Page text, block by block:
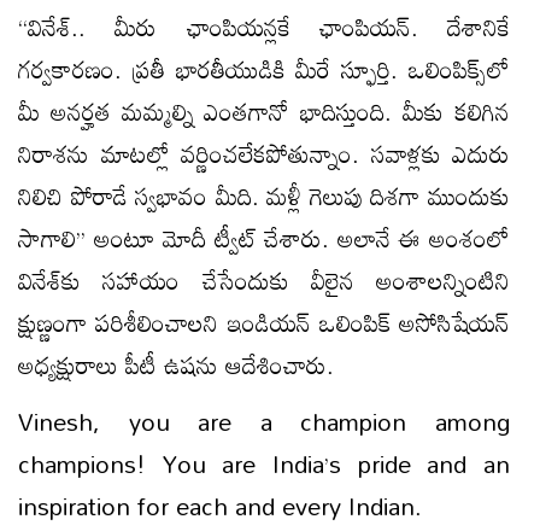
‘‘వినేశ్‌.. మీరు ఛాంపియన్లకే ఛాంపియన్‌. దేశానికే
గర్వకారణం. ప్రతీ భారతీయుడికి మీరే స్ఫూర్తి. ఒలింపిక్స్‌లో
మీ అనర్హత మమ్మల్ని ఎంతగానో భాదిస్తుంది. మీకు కలిగిన
నిరాశను మాటల్లో వర్ణించలేకపోతున్నాం. సవాళ్లకు ఎదురు
నిలిచి పోరాడే స్వభావం మీది. మళ్లీ గెలుపు దిశగా ముందుకు
సాగాలి’’ అంటూ మోదీ ట్వీట్‌ చేశారు. అలానే ఈ అంశంలో
వినేశ్‌కు సహాయం చేసేందుకు వీలైన అంశాలన్నింటిని
క్షుణ్ణంగా పరిశీలించాలని ఇండియన్‌ ఒలింపిక్‌ అసోసిషేయన్‌
అధ్యక్షురాలు పీటీ ఉషను ఆదేశించారు.
Vinesh, you are a champion among
champions! You are India’s pride and an
inspiration for each and every Indian.